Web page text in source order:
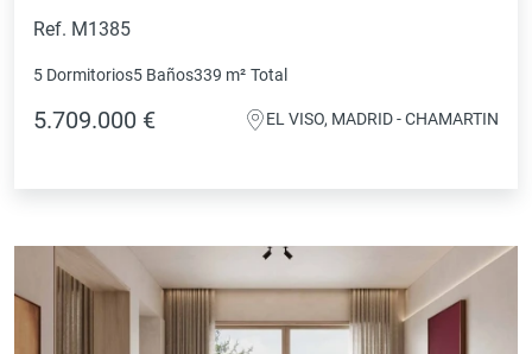
Ref. M1385
5 Dormitorios5 Baños339 m² Total
5.709.000 € EL VISO, MADRID - CHAMARTIN